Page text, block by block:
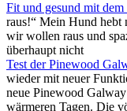
Fit und gesund mit
raus!“ Mein Hund hebt
wir wollen raus und
überhaupt nicht
Test der Pinewood
wieder mit neuer
neue Pinewood
wärmeren Tagen. Die